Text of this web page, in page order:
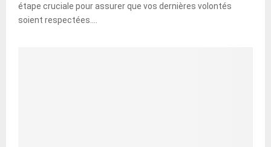
étape cruciale pour assurer que vos dernières volontés
soient respectées....